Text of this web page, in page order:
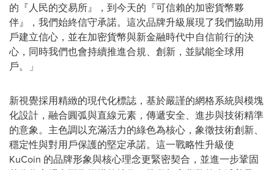
的『人民的交易所』，到今天的『可信賴的加密貨幣夥
伴』，我們始終信守承諾。這次品牌升級展現了我們協助用
戶建立信心，並在加密貨幣與新金融時代中自信前行的決
心，同時我們也會持續推進合規、創新，並賦能全球用
戶。」
新視覺採用精緻的現代化標誌，基於嚴謹的網格系統與模塊
化設計，融合圓弧與直線元素，傳遞安全、進步與技術精準
的意象。主色調以充滿活力的綠色為核心，象徵技術創新、
穩定性與對用戶保護的堅定承諾。這一戰略性升級使
KuCoin 的品牌形象與核心理念更緊密契合，並進一步鞏固